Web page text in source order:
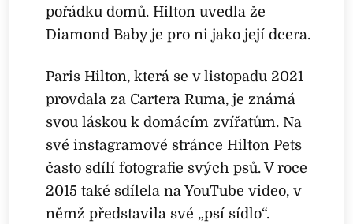
pořádku domů. Hilton uvedla že
Diamond Baby je pro ni jako její dcera.
Paris Hilton, která se v listopadu 2021
provdala za Cartera Ruma, je známá
svou láskou k domácím zvířatům. Na
své instagramové stránce Hilton Pets
často sdílí fotografie svých psů. V roce
2015 také sdílela na YouTube video, v
němž představila své „psí sídlo“.